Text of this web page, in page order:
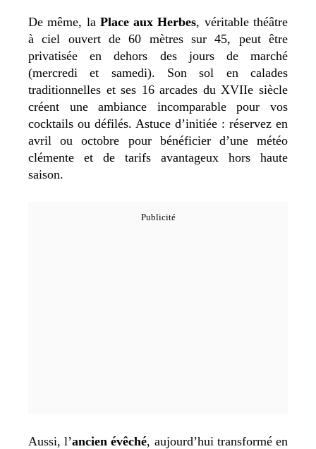
De même, la Place aux Herbes, véritable théâtre
à ciel ouvert de 60 mètres sur 45, peut être
privatisée en dehors des jours de marché
(mercredi et samedi). Son sol en calades
traditionnelles et ses 16 arcades du XVIIe siècle
créent une ambiance incomparable pour vos
cocktails ou défilés. Astuce d’initiée : réservez en
avril ou octobre pour bénéficier d’une météo
clémente et de tarifs avantageux hors haute
saison.
Aussi, l’ancien évêché, aujourd’hui transformé en